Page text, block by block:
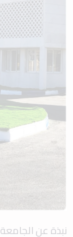
نبذة عن الجامعة